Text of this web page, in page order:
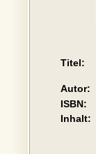
Titel:
Autor:
ISBN:
Inhalt: